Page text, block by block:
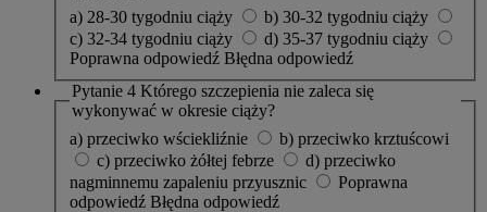
a) 28-30 tygodniu ciąży
b) 30-32 tygodniu ciąży
c) 32-34 tygodniu ciąży
d) 35-37 tygodniu ciąży
Poprawna odpowiedź Błędna odpowiedź
Pytanie 4 Którego szczepienia nie zaleca się
wykonywać w okresie ciąży?
a) przeciwko wściekliźnie
b) przeciwko krztuścowi
c) przeciwko żółtej febrze
d) przeciwko
nagminnemu zapaleniu przyusznic
Poprawna
odpowiedź Błędna odpowiedź